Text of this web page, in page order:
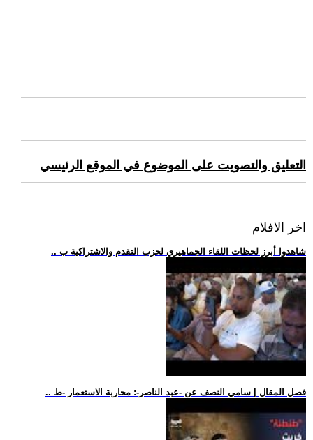
التعليق والتصويت على الموضوع في الموقع الرئيسي
اخر الافلام
.. شاهدوا أبرز لحظات اللقاء الجماهيري لحزب التقدم والاشتراكية ب
.. فصل المقال | سامي النصف عن -عبد الناصر-: محاربة الاستعمار -ط